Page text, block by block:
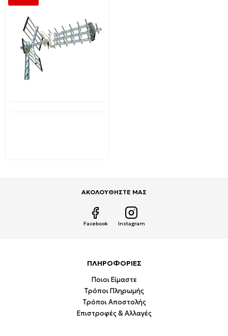
ΑΚΟΛΟΥΘΗΣΤΕ ΜΑΣ
Facebook Instagram
ΠΛΗΡΟΦΟΡΙΕΣ
Ποιοι Είμαστε
Τρόποι Πληρωμής
Τρόποι Αποστολής
Επιστροφές & Αλλαγές